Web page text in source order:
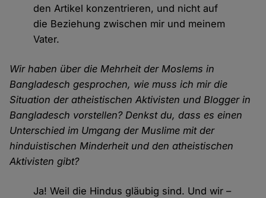
den Artikel konzentrieren, und nicht auf
die Beziehung zwischen mir und meinem
Vater.
Wir haben über die Mehrheit der Moslems in
Bangladesch gesprochen, wie muss ich mir die
Situation der atheistischen Aktivisten und Blogger in
Bangladesch vorstellen? Denkst du, dass es einen
Unterschied im Umgang der Muslime mit der
hinduistischen Minderheit und den atheistischen
Aktivisten gibt?
Ja! Weil die Hindus gläubig sind. Und wir –